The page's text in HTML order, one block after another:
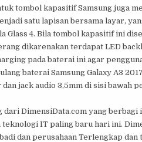
tombol kapasitif Samsung juga
satu lapisan bersama layar,
Glass 4. Bila tombol kapasitif ini
dikarenakan terdapat LED
pada baterai ini agar
baterai Samsung Galaxy A3
jack audio 3,5mm di sisi bawah
DimensiData.com yang berbagi
IT paling baru hari ini.
dan perusahaan Terlengkap dan